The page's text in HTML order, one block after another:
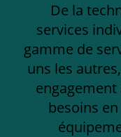
De la
services
gamme de
uns les
besoins